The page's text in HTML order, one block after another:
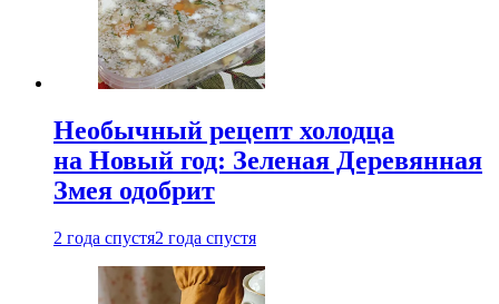
Необычный рецепт холодца
на Новый год: Зеленая Деревянная
Змея одобрит
2 года спустя2 года спустя